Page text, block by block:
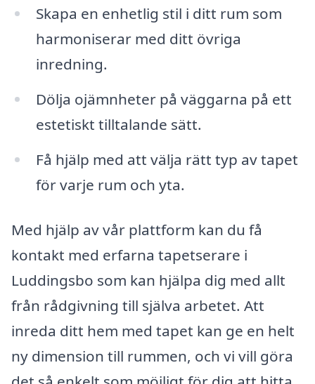
Skapa en enhetlig stil i ditt rum som
harmoniserar med ditt övriga
inredning.
Dölja ojämnheter på väggarna på ett
estetiskt tilltalande sätt.
Få hjälp med att välja rätt typ av tapet
för varje rum och yta.
Med hjälp av vår plattform kan du få
kontakt med erfarna tapetserare i
Luddingsbo som kan hjälpa dig med allt
från rådgivning till själva arbetet. Att
inreda ditt hem med tapet kan ge en helt
ny dimension till rummen, och vi vill göra